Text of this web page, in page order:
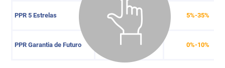
PPR 5 Estrelas Moderado 5%-35%
PPR Garantia de Futuro Conservador 0%-10%